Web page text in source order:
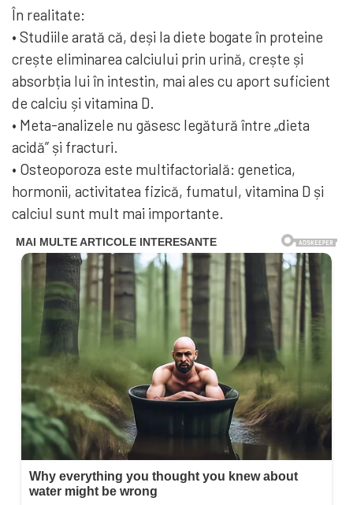
În realitate:
• Studiile arată că, deși la diete bogate în proteine
crește eliminarea calciului prin urină, crește și
absorbția lui în intestin, mai ales cu aport suficient
de calciu și vitamina D.
• Meta-analizele nu găsesc legătură între „dieta
acidă” și fracturi.
• Osteoporoza este multifactorială: genetica,
hormonii, activitatea fizică, fumatul, vitamina D și
calciul sunt mult mai importante.